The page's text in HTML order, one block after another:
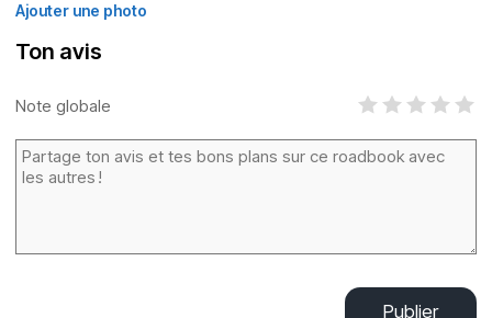
Ajouter une photo
Ton avis
Note globale
Publier